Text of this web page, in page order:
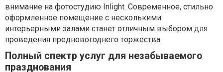
внимание на фотостудию Inlight. Современное, стильно
оформленное помещение с несколькими
интерьерными залами станет отличным выбором для
проведения предновогоднего торжества.
Полный спектр услуг для незабываемого
празднования